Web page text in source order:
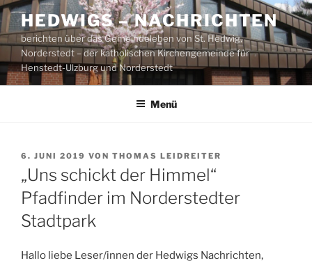
Zum
Inhalt
springen
HEDWIGS – NACHRICHTEN
berichten über das Gemeindeleben von St. Hedwig,
Norderstedt – der katholischen Kirchengemeinde für
Henstedt-Ulzburg und Norderstedt
Menü
VERÖFFENTLICHT
AM
6. JUNI 2019 VON THOMAS LEIDREITER
„Uns schickt der Himmel“
Pfadfinder im Norderstedter
Stadtpark
Hallo liebe Leser/innen der Hedwigs Nachrichten,